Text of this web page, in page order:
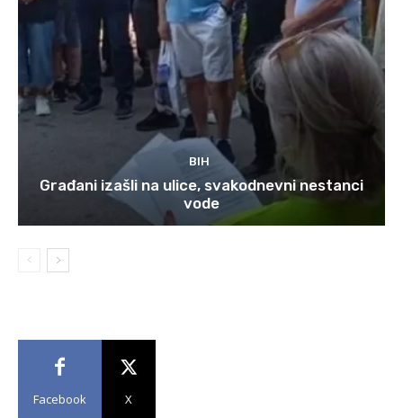
BIH
Građani izašli na ulice, svakodnevni nestanci
vode
Facebook X